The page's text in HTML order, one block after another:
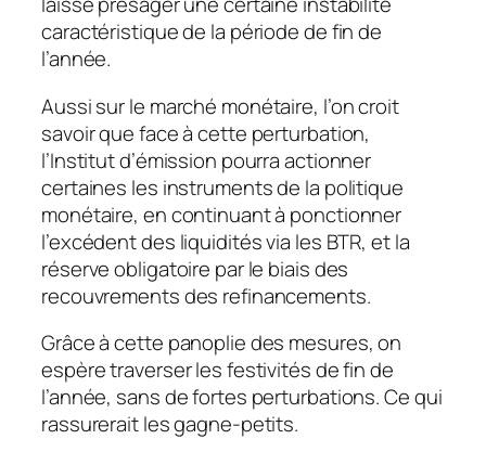
caractéristique de la période de fin de
l’année.
Aussi sur le marché monétaire, l’on croit
savoir que face à cette perturbation,
l’Institut d’émission pourra actionner
certaines les instruments de la politique
monétaire, en continuant à ponctionner
l’excédent des liquidités via les BTR, et la
réserve obligatoire par le biais des
recouvrements des refinancements.
Grâce à cette panoplie des mesures, on
espère traverser les festivités de fin de
l’année, sans de fortes perturbations. Ce qui
rassurerait les gagne-petits.